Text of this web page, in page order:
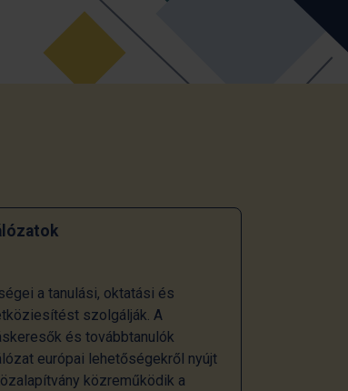
a tanulási, oktatási és
szolgálják. A
és továbbtanulók
európai lehetőségekről nyújt
közreműködik a